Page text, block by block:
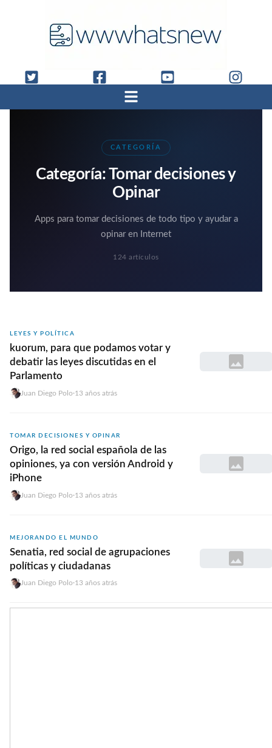
CATEGORÍA
Categoría:Tomar decisiones y
Opinar
Apps para tomar decisiones de todo tipo y ayudar a
opinar en Internet
124 artículos
LEYES Y POLÍTICA
kuorum, para que podamos votar y
debatir las leyes discutidas en el
Parlamento
Juan Diego Polo·13 años atrás
TOMAR DECISIONES Y OPINAR
Origo, la red social española de las
opiniones, ya con versión Android y
iPhone
Juan Diego Polo·13 años atrás
MEJORANDO EL MUNDO
Senatia, red social de agrupaciones
polí­ticas y ciudadanas
Juan Diego Polo·13 años atrás